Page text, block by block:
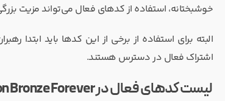
خوشبختانه، استفاده از کدهای فعال می‌تواند مزیت
اشتراک فعال در دسترس هستند.
لیست کدهای فعال در Pokemon Bronze Forever